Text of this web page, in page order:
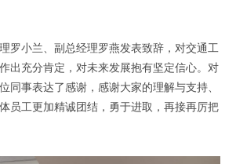
罗小兰、副总经理罗燕发表致辞，对交通工
出充分肯定，对未来发展抱有坚定信心。对
同事表达了感谢，感谢大家的理解与支持、
员工更加精诚团结，勇于进取，再接再厉把